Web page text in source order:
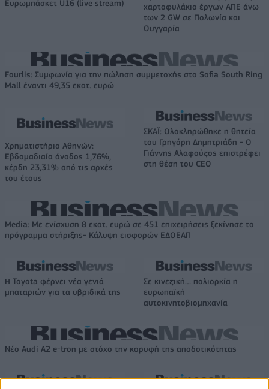
Ευρωμπάσκετ U16 (live stream)
χαρτοφυλάκιο έργων ΑΠΕ άνω
των 2 GW σε Πολωνία και
Ουγγαρία
Fourlis: Συμφωνία για την πώληση συμμετοχής στο Sofia South Ring
Mall έναντι 49,35 εκατ. ευρώ
Χρηματιστήριο Αθηνών:
Εβδομαδιαία άνοδος 1,76%,
κέρδη 23,31% από τις αρχές
του έτους
ΣΚΑΪ: Ολοκληρώθηκε η θητεία
του Γρηγόρη Δημητριάδη - Ο
Γιάννης Αλαφούζος επιστρέφει
στη θέση του CEO
Media: Με ενίσχυση 8 εκατ. ευρώ σε 451 επιχειρήσεις ξεκίνησε το
πρόγραμμα στήριξης- Κάλυψη εισφορών ΕΔΟΕΑΠ
Η Toyota φέρνει νέα γενιά
μπαταριών για τα υβριδικά της
Σε κινεζική… πολιορκία η
ευρωπαϊκή
αυτοκινητοβιομηχανία
Νέο Audi A2 e-tron με στόχο την κορυφή της αποδοτικότητας